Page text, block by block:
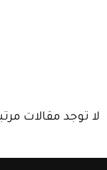
لا توجد مقالات